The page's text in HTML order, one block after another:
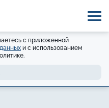
с приложенной
и с использованием